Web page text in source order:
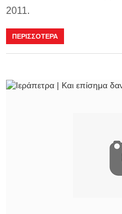
2011.
ΠΕΡΙΣΣΟΤΕΡΑ